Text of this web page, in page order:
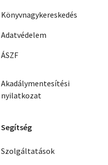
Könyvnagykereskedés
Adatvédelem
ÁSZF
Akadálymentesítési
nyilatkozat
Segítség
Szolgáltatások